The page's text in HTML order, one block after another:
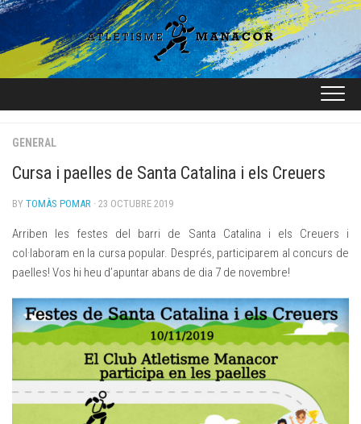
Skip
to
content
GENERAL
Cursa i paelles de Santa Catalina i els Creuers
BY TOMÀS POMAR · 23 OCTUBRE 2019
Arriben les festes del barri de Santa Catalina i els Creuers i
col·laboram en la cursa popular. Després, participarem al concurs de
paelles! Vos hi heu d’apuntar abans de dia 7 de novembre!